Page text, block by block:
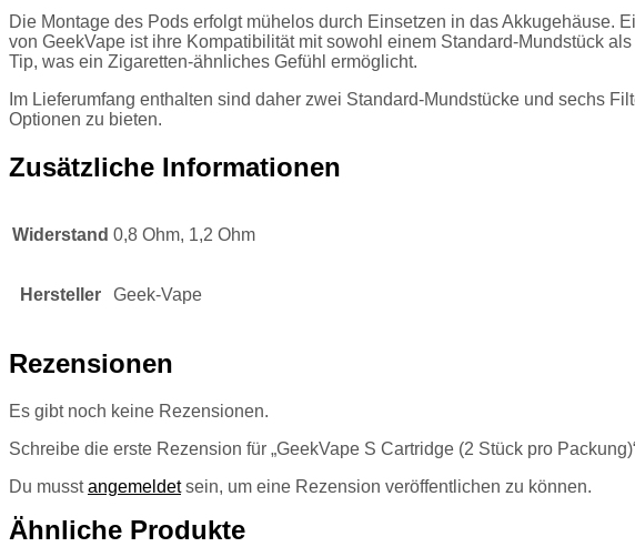
Die Montage des Pods erfolgt mühelos durch Einsetzen in das Akkugehäuse.
von GeekVape ist ihre Kompatibilität mit sowohl einem Standard-Mundstück
Tip, was ein Zigaretten-ähnliches Gefühl ermöglicht.
Im Lieferumfang enthalten sind daher zwei Standard-Mundstücke und sechs
Optionen zu bieten.
Zusätzliche Informationen
Widerstand 0,8 Ohm, 1,2 Ohm
Hersteller Geek-Vape
Rezensionen
Es gibt noch keine Rezensionen.
Schreibe die erste Rezension für „GeekVape S Cartridge (2 Stück pro
Du musstangemeldetsein, um eine Rezension veröffentlichen zu können.
Ähnliche Produkte